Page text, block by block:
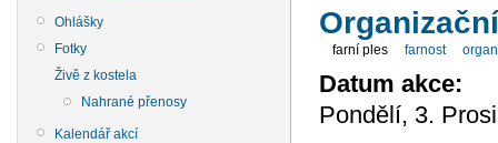
Ohlášky
Fotky
Živě z kostela
Nahrané přenosy
Kalendář akcí
farní ples farnost
Datum akce:
Pondělí, 3.